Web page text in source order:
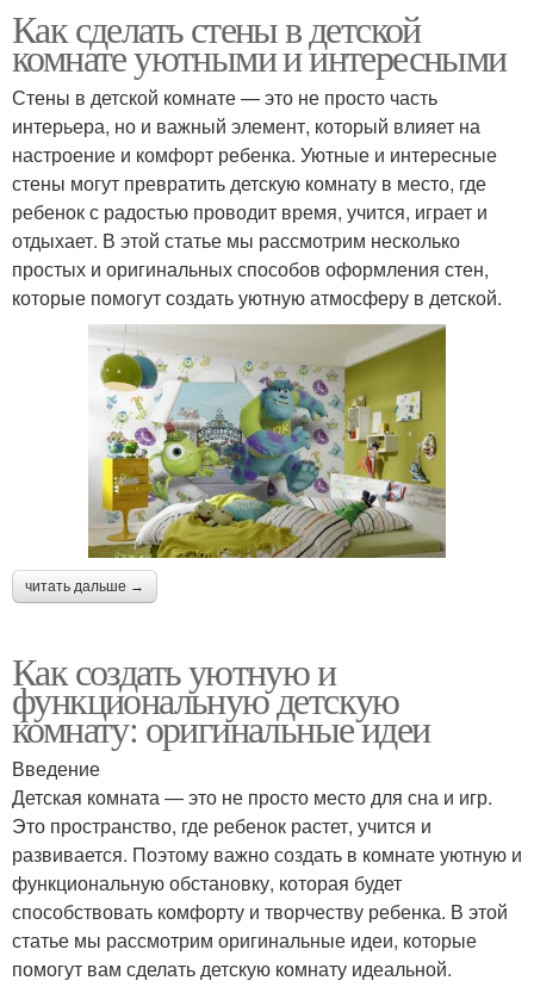
Как сделать стены в детской
комнате уютными и интересными
Стены в детской комнате — это не просто часть
интерьера, но и важный элемент, который влияет на
настроение и комфорт ребенка. Уютные и интересные
стены могут превратить детскую комнату в место, где
ребенок с радостью проводит время, учится, играет и
отдыхает. В этой статье мы рассмотрим несколько
простых и оригинальных способов оформления стен,
которые помогут создать уютную атмосферу в детской.
читать дальше →
Как создать уютную и
функциональную детскую
комнату: оригинальные идеи
Введение
Детская комната — это не просто место для сна и игр.
Это пространство, где ребенок растет, учится и
развивается. Поэтому важно создать в комнате уютную и
функциональную обстановку, которая будет
способствовать комфорту и творчеству ребенка. В этой
статье мы рассмотрим оригинальные идеи, которые
помогут вам сделать детскую комнату идеальной.